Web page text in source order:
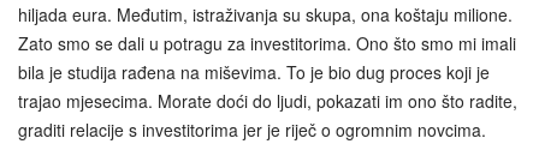
hiljada eura. Međutim, istraživanja su skupa, ona koštaju milione.
Zato smo se dali u potragu za investitorima. Ono što smo mi imali
bila je studija rađena na miševima. To je bio dug proces koji je
trajao mjesecima. Morate doći do ljudi, pokazati im ono što radite,
graditi relacije s investitorima jer je riječ o ogromnim novcima.